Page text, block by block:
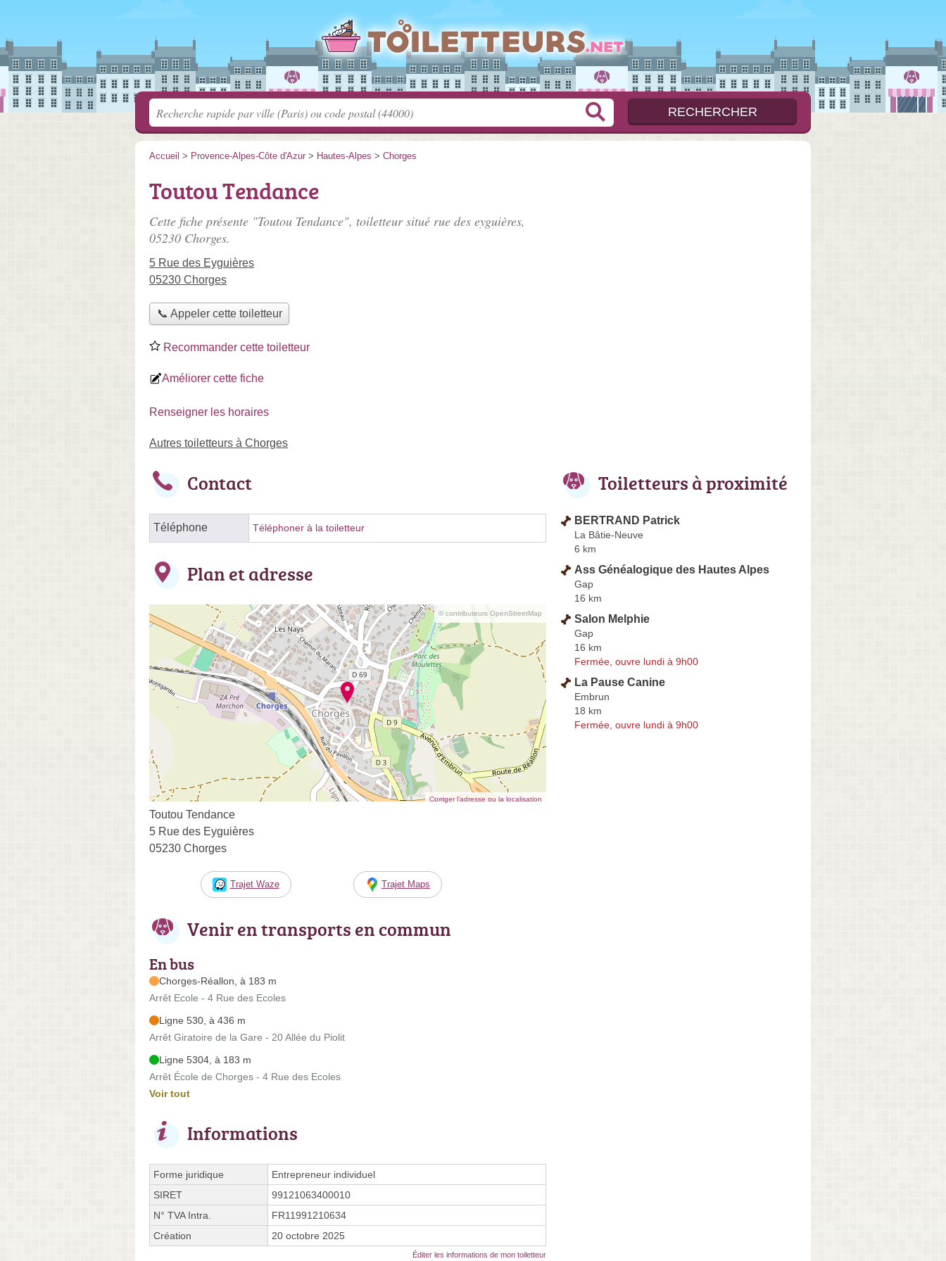
Accueil > Provence-Alpes-Côte d'Azur > Hautes-Alpes > Chorges
Toutou Tendance
Cette fiche présente "Toutou Tendance", toiletteur situé rue des eyguières,
05230 Chorges.
5 Rue des Eyguières
05230 Chorges
📞 Appeler cette toiletteur
Recommander cette toiletteur
Améliorer cette fiche
Renseigner les horaires
Autres toiletteurs à Chorges
Contact
Téléphone Téléphoner à la toiletteur
Plan et adresse
© contributeurs OpenStreetMap
Corriger l’adresse ou la localisation
Toutou Tendance
5 Rue des Eyguières
05230 Chorges
Trajet Waze Trajet Maps
Venir en transports en commun
En bus
Chorges-Réallon, à 183 m
Arrêt Ecole - 4 Rue des Ecoles
Ligne 530, à 436 m
Arrêt Giratoire de la Gare - 20 Allée du Piolit
Ligne 5304, à 183 m
Arrêt École de Chorges - 4 Rue des Ecoles
Voir tout
Informations
Forme juridique
Entrepreneur individuel
SIRET
99121063400010
N° TVA Intra.
FR11991210634
Création
20 octobre 2025
Éditer les informations de mon toiletteur
Toiletteurs à proximité
BERTRAND Patrick
La Bâtie-Neuve
6 km
Ass Généalogique des Hautes Alpes
Gap
16 km
Salon Melphie
Gap
16 km
Fermée, ouvre lundi à 9h00
La Pause Canine
Embrun
18 km
Fermée, ouvre lundi à 9h00